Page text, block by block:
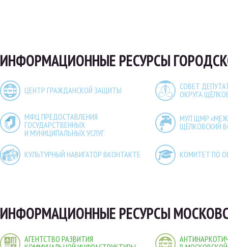
ИНФОРМАЦИОННЫЕ РЕСУРСЫ
ЦЕНТР ГРАЖДАНСКОЙ ЗАЩИТЫ
СОВЕТ
ОКРУГА
МФЦ ПРЕДОСТАВЛЕНИЯ
ГОСУДАРСТВЕННЫХ
И МУНИЦИПАЛЬНЫХ УСЛУГ
МУП ЩМР
ЩЁЛКОВСКИЙ
КУЛЬТУРНЫЙ НАВИГАТОР ВКОНТАКТЕ КОМИТЕТ ПО
ИНФОРМАЦИОННЫЕ РЕСУРСЫ
АГЕНТСТВО РАЗВИТИЯ